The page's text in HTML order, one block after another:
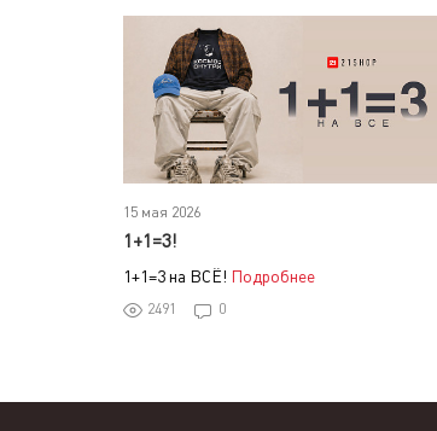
15 мая 2026
1+1=3!
1+1=3 на ВСЁ! Подробнее
2491 0